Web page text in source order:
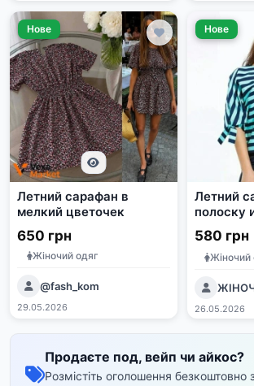
Нове
Летний сарафан в
мелкий цветочек
650 грн
Жіночий одяг
@fash_kom
29.05.2026
Нове
Летний
полоску
крепа
580 грн
Жіночий
26.05.2026
Продаєте под, вейп чи айкос?
Розмістіть оголошення безкоштовно